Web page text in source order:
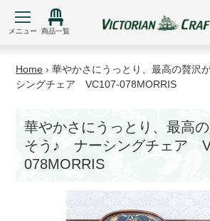
メニュー 商品一覧
Home › 華やかさにうっとり、最高の贅沢
シングチェア VC107-078MORRIS
華やかさにうっとり、最高
そう♪ ナーシングチェア
078MORRIS